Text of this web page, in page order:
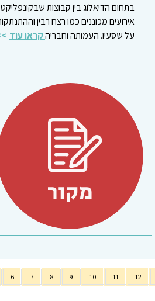
בתחום הדיאלוג בין קבוצות
אירועים מכוננים כמו רצח רבין
על שסעיו. העמותה וחבריהקראו עוד
6 7 8 9 10 11 12